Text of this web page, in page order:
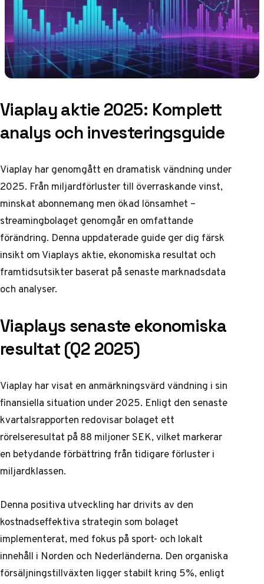
Viaplay aktie 2025: Komplett
analys och investeringsguide
Viaplay har genomgått en dramatisk vändning under
2025. Från miljardförluster till överraskande vinst,
minskat abonnemang men ökad lönsamhet –
streamingbolaget genomgår en omfattande
förändring. Denna uppdaterade guide ger dig färsk
insikt om Viaplays aktie, ekonomiska resultat och
framtidsutsikter baserat på senaste marknadsdata
och analyser.
Viaplays senaste ekonomiska
resultat (Q2 2025)
Viaplay har visat en anmärkningsvärd vändning i sin
finansiella situation under 2025. Enligt den senaste
kvartalsrapporten redovisar bolaget ett
rörelseresultat på 88 miljoner SEK, vilket markerar
en betydande förbättring från tidigare förluster i
miljardklassen.
Denna positiva utveckling har drivits av den
kostnadseffektiva strategin som bolaget
implementerat, med fokus på sport- och lokalt
innehåll i Norden och Nederländerna. Den organiska
försäljningstillväxten ligger stabilt kring 5%, enligt